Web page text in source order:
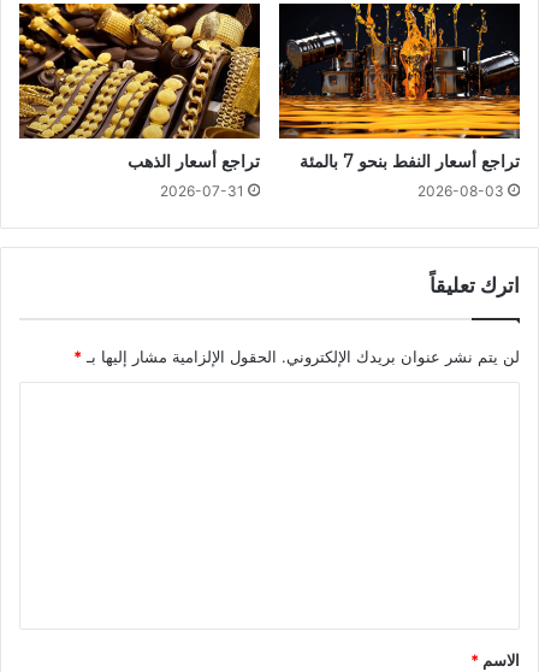
تراجع أسعار النفط بنحو 7 بالمئة
2026-08-03
تراجع أسعار الذهب
2026-07-31
اترك تعليقاً
لن يتم نشر عنوان بريدك الإلكتروني. الحقول الإلزامية مشار إليها بـ*
*
الاسم *